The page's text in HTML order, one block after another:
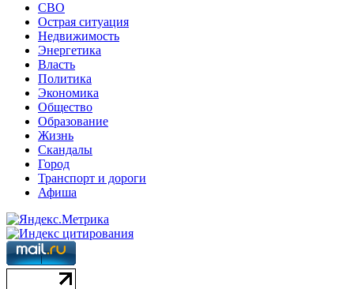
СВО
Острая ситуация
Недвижимость
Энергетика
Власть
Политика
Экономика
Общество
Образование
Жизнь
Скандалы
Город
Транспорт и дороги
Афиша